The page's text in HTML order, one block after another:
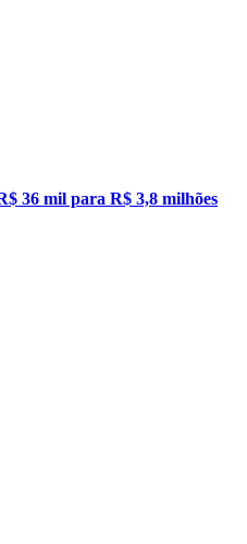
36 mil para R$ 3,8 milhões